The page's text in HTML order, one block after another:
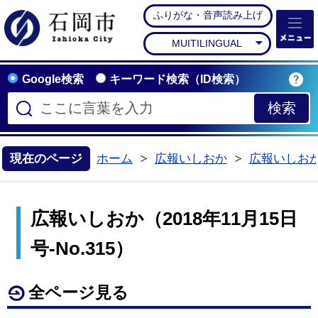
石岡市公式ホームペー
ふりがな・音声読み上げ
MUITILINGUAL
Google検索 キーワード検索（ID検索）
現在のページ ホーム
広報いしおか
広報いしお
広報いしおか（2018年11月15日
号-No.315）
全ページ見る